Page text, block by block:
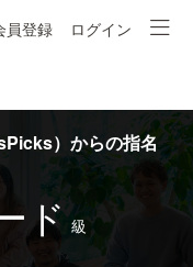
員登録 ログイン
）からの指名
ド 級